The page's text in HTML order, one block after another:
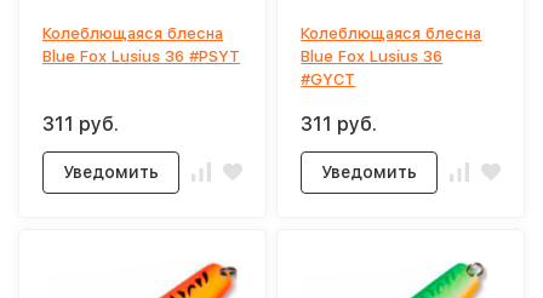
Колеблющаяся блесна
Blue Fox Lusius 36 #PSYT
311 руб.
Уведомить
Колеблющаяся блесна
Blue Fox Lusius 36
#GYCT
311 руб.
Уведомить